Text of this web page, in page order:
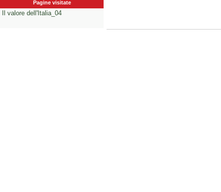
Pagine visitate
Il valore dell'Italia_04